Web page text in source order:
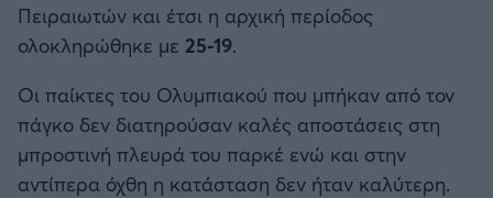
Πειραιωτών και έτσι η αρχική περίοδος
ολοκληρώθηκε με 25-19.
Οι παίκτες του Ολυμπιακού που μπήκαν από τον
πάγκο δεν διατηρούσαν καλές αποστάσεις στη
μπροστινή πλευρά του παρκέ ενώ και στην
αντίπερα όχθη η κατάσταση δεν ήταν καλύτερη.